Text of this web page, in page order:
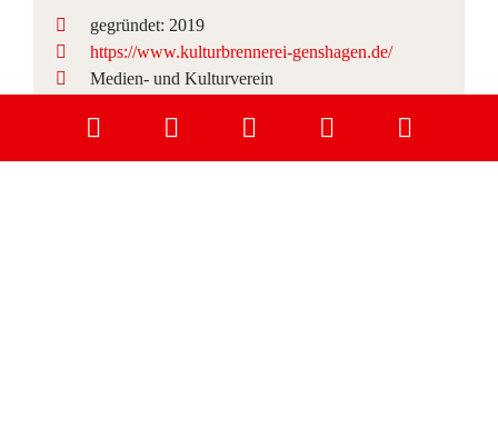
gegründet: 2019
https://www.kulturbrennerei-genshagen.de/
Medien- und Kulturverein